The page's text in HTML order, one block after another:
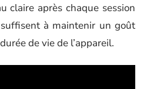
claire après chaque session
à maintenir un goût
de vie de l’appareil.